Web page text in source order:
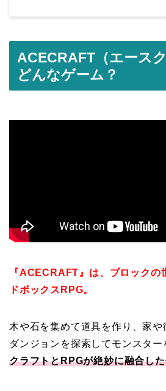
ACECRAFT（エース
どんなゲーム？
『ACECRAFT』は、ブロックの
ドボックスRPG。
木や石を集めて道具を作り、家
ダンジョンを探索してモンスター
クラフトとRPGが絶妙に融合し